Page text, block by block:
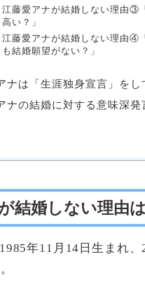
江藤愛アナが結婚しない理由③
高い？」
江藤愛アナが結婚しない理由④
も結婚願望がない？」
ナは「生涯独身宣言」をし
ナの結婚に対する意味深発
結婚しない理由
年11月14日生まれ、